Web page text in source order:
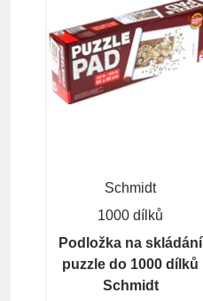
Schmidt
1000 dílků
Podložka na skládání
puzzle do 1000 dílků
Schmidt